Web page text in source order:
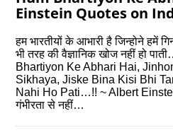
Einstein Quotes on
हम भारतीयों के आभारी है जिन्होने हमें
भी तरह की वैज्ञानिक खोज नहीं हो
Bhartiyon Ke Abhari Hai,
Sikhaya, Jiske Bina Kisi Bhi
Nahi Ho Pati…!! ~ Albert
गंभीरता से नहीं…